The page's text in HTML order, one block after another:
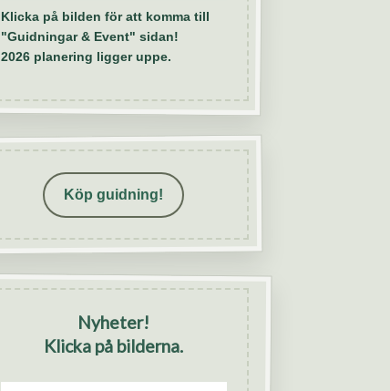
Klicka på bilden för att komma till
"Guidningar & Event" sidan!
2026 planering ligger uppe.
Köp guidning!
Nyheter!
Klicka på bilderna.